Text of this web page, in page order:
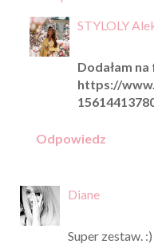
STYLOLY
Dodałam
https://
Odpowiedz
Diane
Super zestaw.